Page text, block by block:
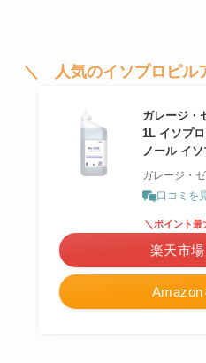
＼ 人気のイソプロピル
ガレージ・
1L イソプ
ノール イ
ガレージ・
口コミを
Amazon
＼ポイント最
楽天市